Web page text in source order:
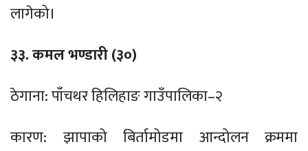
लागेको।
३३. कमल भण्डारी (३०)
ठेगाना: पाँचथर हिलिहाङ गाउँपालिका–२
कारण: झापाको बिर्तामोडमा आन्दोलन क्रममा